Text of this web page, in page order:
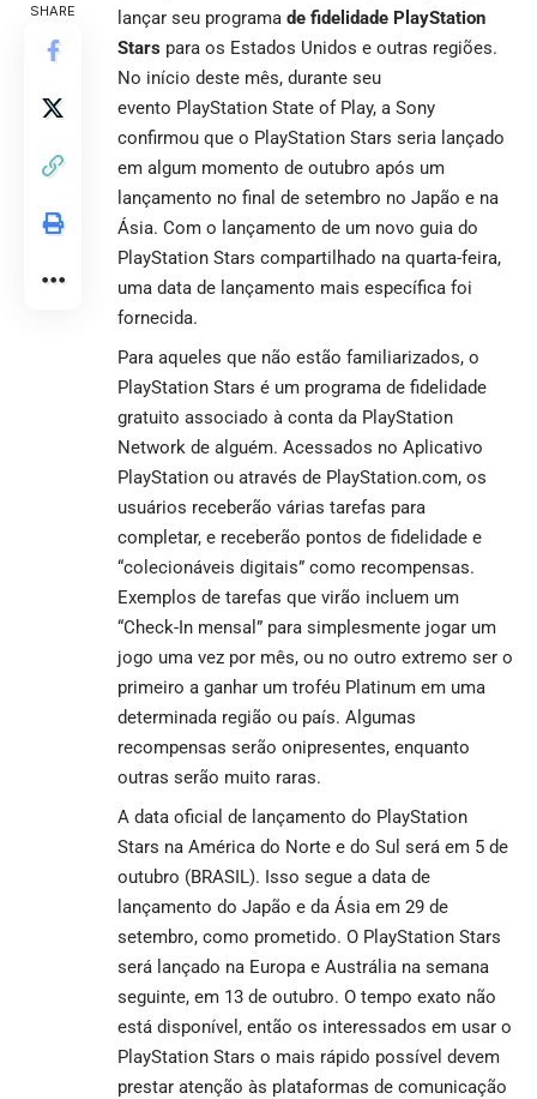
SHARE
lançar seu programa de fidelidade PlayStation
Stars para os Estados Unidos e outras regiões.
No início deste mês, durante seu
evento PlayStation State of Play, a Sony
confirmou que o PlayStation Stars seria lançado
em algum momento de outubro após um
lançamento no final de setembro no Japão e na
Ásia. Com o lançamento de um novo guia do
PlayStation Stars compartilhado na quarta-feira,
uma data de lançamento mais específica foi
fornecida.
Para aqueles que não estão familiarizados, o
PlayStation Stars é um programa de fidelidade
gratuito associado à conta da PlayStation
Network de alguém. Acessados no Aplicativo
PlayStation ou através de PlayStation.com, os
usuários receberão várias tarefas para
completar, e receberão pontos de fidelidade e
“colecionáveis digitais” como recompensas.
Exemplos de tarefas que virão incluem um
“Check-In mensal” para simplesmente jogar um
jogo uma vez por mês, ou no outro extremo ser o
primeiro a ganhar um troféu Platinum em uma
determinada região ou país. Algumas
recompensas serão onipresentes, enquanto
outras serão muito raras.
A data oficial de lançamento do PlayStation
Stars na América do Norte e do Sul será em 5 de
outubro (BRASIL). Isso segue a data de
lançamento do Japão e da Ásia em 29 de
setembro, como prometido. O PlayStation Stars
será lançado na Europa e Austrália na semana
seguinte, em 13 de outubro. O tempo exato não
está disponível, então os interessados em usar o
PlayStation Stars o mais rápido possível devem
prestar atenção às plataformas de comunicação